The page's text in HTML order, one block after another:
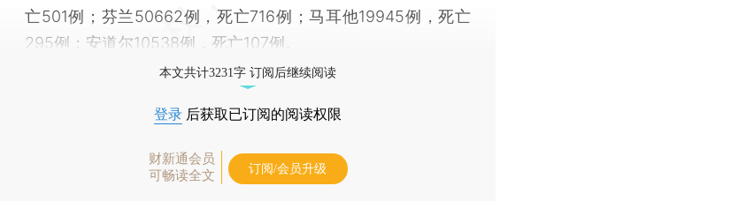
亡501例；芬兰50662例，死亡716例；马耳他19945例，死亡
295例；安道尔10538例，死亡107例。
本文共计3231字 订阅后继续阅读
登录 后获取已订阅的阅读权限
财新通会员
可畅读全文
订阅/会员升级